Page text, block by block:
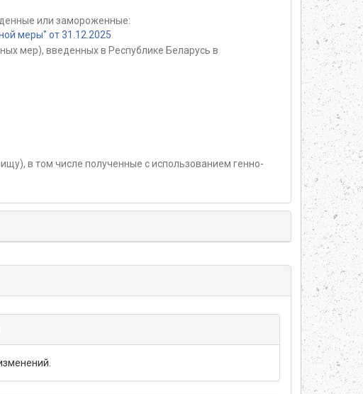
или замороженные:
меры" от 31.12.2025
мер), введенных в Республике Беларусь в
в том числе полученные с использованием генно-